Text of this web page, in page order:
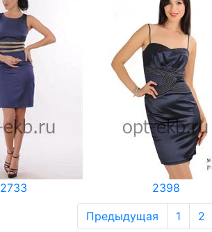
2733 2398
Предыдущая 1 2